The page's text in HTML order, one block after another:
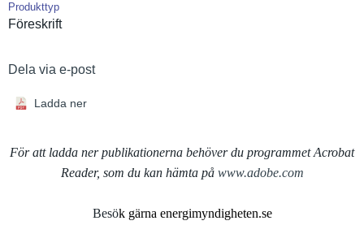
Produkttyp
Föreskrift
Dela via e-post
Ladda ner
För att ladda ner publikationerna behöver du programmet Acrobat
Reader, som du kan hämta på www.adobe.com
Besök gärna energimyndigheten.se